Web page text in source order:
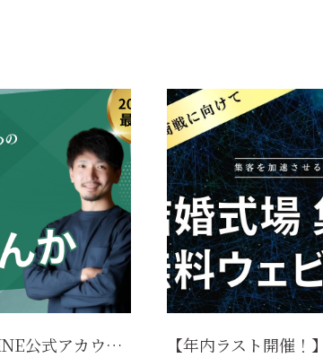
【無料セミナー開催】「LINE公式アカウント×自社HP集客」LINEの自動化をフル活用！DX化と集客UP！ 支配人・マーケティング担当の方へ